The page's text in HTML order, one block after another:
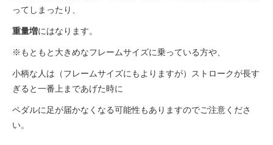
ってしまったり、
重量増にはなります。
※もともと大きめなフレームサイズに乗っている方や、
小柄な人は（フレームサイズにもよりますが）ストロークが長す
ぎると一番上まであげた時に
ペダルに足が届かなくなる可能性もありますのでご注意くださ
い。